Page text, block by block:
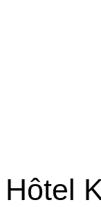
Hôtel